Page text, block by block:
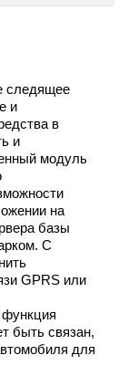
следящее
и
в
и
модуль
на
базы
С
GPRS или
быть связан,
для